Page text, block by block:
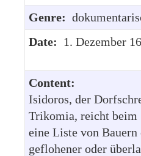
Genre:
Date: 1. Dezember
Content:
Isidoros, der
Trikomia, reicht beim
eine Liste von Bauern
geflohener oder